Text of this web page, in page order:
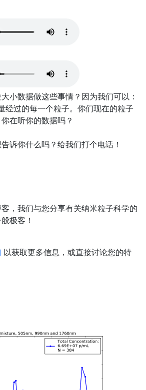
小数据做这些事情？因为我们可以：
经过的每一个粒子。你们现在的粒子
在听你的数据吗？
诉你什么吗？给我们打个电话！
，我们与您分享有关纳米粒子科学的
极客！
以获取更多信息，或直接讨论您的特